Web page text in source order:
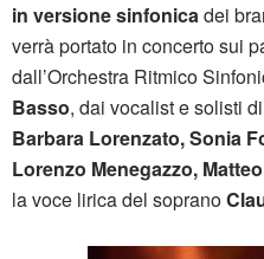
in versione sinfonicadei
verrà portato in concerto sui
dall’Orchestra Ritmico
Basso, dai vocalist e solisti di
Barbara Lorenzato, Sonia
Lorenzo Menegazzo,
la voce lirica del soprano